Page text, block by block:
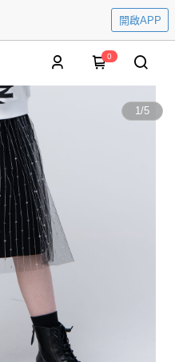
開啟APP
0
1/5